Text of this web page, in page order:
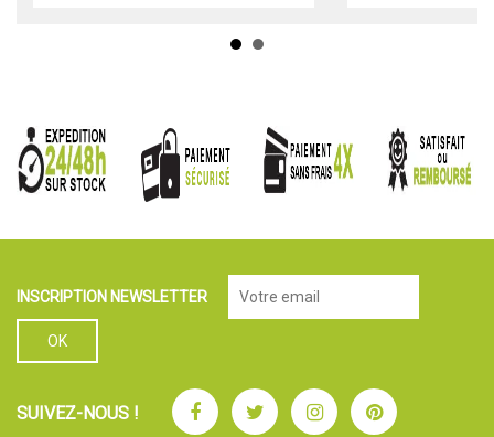
INSCRIPTION NEWSLETTER
SUIVEZ-NOUS ! FacebookTwitterInstagramPinterest